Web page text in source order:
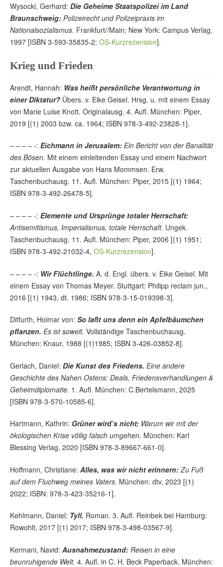
Wysocki, Gerhard: Die Geheime Staatspolizei im Land
Braunschweig: Polizeirecht und Polizeipraxis im
Nationalsozialismus. Frankfurt//Main; New York: Campus Verlag,
1997 [ISBN 3-593-35835-2; OS-Kurzrezension].
Krieg und Frieden
Arendt, Hannah: Was heißt persönliche Verantwortung in
einer Diktatur? Übers. v. Eike Geisel. Hrsg. u. mit einem Essay
von Marie Luise Knott. Originalausg. 4. Aufl. München: Piper,
2019 [(1) 2003 bzw. ca. 1964; ISBN 978-3-492-23828-1].
– – – – -: Eichmann in Jerusalem: Ein Bericht von der Banalität
des Bösen. Mit einem einleitenden Essay und einem Nachwort
zur aktuellen Ausgabe von Hans Mommsen. Erw.
Taschenbuchausg. 11. Aufl. München: Piper, 2015 [(1) 1964;
ISBN 978-3-492-26478-5].
– – – – -: Elemente und Ursprünge totaler Herrschaft:
Antisemitismus, Imperialismus, totale Herrschaft. Ungek.
Taschenbuchausg. 11. Aufl. München: Piper, 2006 [(1) 1951;
ISBN 978-3-492-21032-4, OS-Kurzrezension].
– – – – -: Wir Flüchtlinge. A. d. Engl. übers. v. Eike Geisel. Mit
einem Essay von Thomas Meyer. Stuttgart: Philipp reclam jun.,
2016 [(1) 1943, dt. 1986; ISBN 978-3-15-019398-3].
Ditfurth, Hoimar von: So laßt uns denn ein Apfelbäumchen
pflanzen. Es ist soweit. Vollstän­dige Taschenbuchausg.
München: Knaur, 1988 [(1)1985; ISBN 3-426-03852-8].
Gerlach, Daniel: Die Kunst des Friedens. Eine andere
Geschichte des Nahen Ostens: Deals, Friedensverhandlungen &
Geheimdiplomatie. 1. Aufl. München: C.Bertelsmann, 2025
[ISBN 978-3-570-10585-6].
Hartmann, Kathrin: Grüner wird’s nicht: Warum wir mit der
ökologischen Krise völlig falsch umgehen. München: Karl
Blessing Verlag, 2020 [ISBN 978-3-89667-661-0].
Hoffmann, Christiane: Alles, was wir nicht erinnern: Zu Fuß
auf dem Fluchweg meines Vaters. München: dtv, 2023 [(1)
2022; ISBN: 978-3-423-35216-1].
Kehlmann, Daniel: Tyll. Roman. 3. Aufl. Reinbek bei Hamburg:
Rowohlt, 2017 [(1) 2017; ISBN 978-3-498-03567-9].
Kermani, Navid: Ausnahmezustand: Reisen in eine
beunruhigende Welt. 4. Aufl. in C. H. Beck Paperback. München: